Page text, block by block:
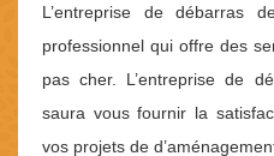
L’entreprise de débarras
professionnel qui offre des
pas cher. L’entreprise de
saura vous fournir la
vos projets de